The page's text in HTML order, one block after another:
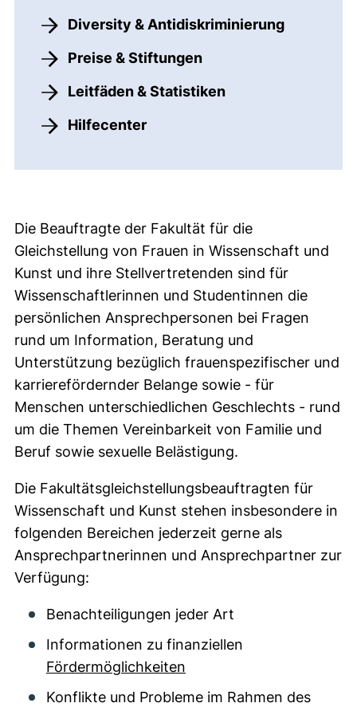
Diversity & Antidiskriminierung
Preise & Stiftungen
Leitfäden & Statistiken
Hilfecenter
Die Beauftragte der Fakultät für die
Gleichstellung von Frauen in Wissenschaft und
Kunst und ihre Stellvertretenden sind für
Wissenschaftlerinnen und Studentinnen die
persönlichen Ansprechpersonen bei Fragen
rund um Information, Beratung und
Unterstützung bezüglich frauenspezifischer und
karrierefördernder Belange sowie - für
Menschen unterschiedlichen Geschlechts - rund
um die Themen Vereinbarkeit von Familie und
Beruf sowie sexuelle Belästigung.
Die Fakultätsgleichstellungsbeauftragten für
Wissenschaft und Kunst stehen insbesondere in
folgenden Bereichen jederzeit gerne als
Ansprechpartnerinnen und Ansprechpartner zur
Verfügung:
Benachteiligungen jeder Art
Informationen zu finanziellen
Fördermöglichkeiten
Konflikte und Probleme im Rahmen des